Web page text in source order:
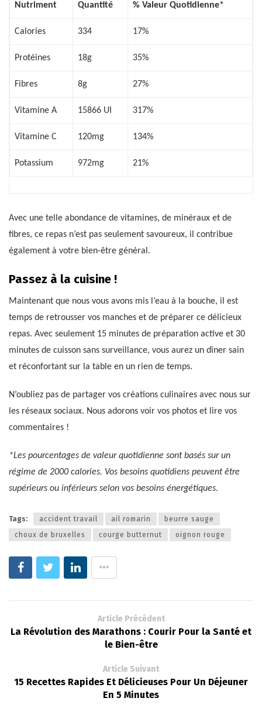
Nutriment Quantité % Valeur Quotidienne*
Calories 334 17%
Protéines 18g 35%
Fibres 8g 27%
Vitamine A 15866 UI 317%
Vitamine C 120mg 134%
Potassium 972mg 21%
Avec une telle abondance de vitamines, de minéraux et de
fibres, ce repas n’est pas seulement savoureux, il contribue
également à votre bien-être général.
Passez à la cuisine !
Maintenant que nous vous avons mis l’eau à la bouche, il est
temps de retrousser vos manches et de préparer ce délicieux
repas. Avec seulement 15 minutes de préparation active et 30
minutes de cuisson sans surveillance, vous aurez un dîner sain
et réconfortant sur la table en un rien de temps.
N’oubliez pas de partager vos créations culinaires avec nous sur
les réseaux sociaux. Nous adorons voir vos photos et lire vos
commentaires !
*Les pourcentages de valeur quotidienne sont basés sur un
régime de 2000 calories. Vos besoins quotidiens peuvent être
supérieurs ou inférieurs selon vos besoins énergétiques.
Tags: accident travail ail romarin
beurre sauge
choux de bruxelles
courge butternut oignon rouge
Article Précédent
La Révolution des Marathons : Courir Pour la Santé et
le Bien-être
Article Suivant
15 Recettes Rapides Et Délicieuses Pour Un Déjeuner
En 5 Minutes